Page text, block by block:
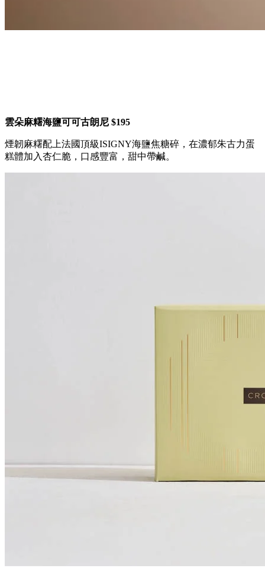
雲朵麻糬海鹽可可古朗尼 $195
煙韌麻糬配上法國頂級ISIGNY海鹽焦糖碎，在濃郁朱古力蛋
糕體加入杏仁脆，口感豐富，甜中帶鹹。